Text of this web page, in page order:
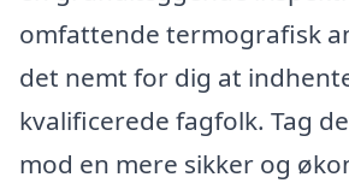
omfattende termografisk
det nemt for dig at
kvalificerede fagfolk. Tag
mod en mere sikker og